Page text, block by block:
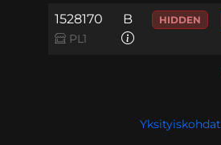
1528170
PL1
B HIDDEN
Yksityiskohdat